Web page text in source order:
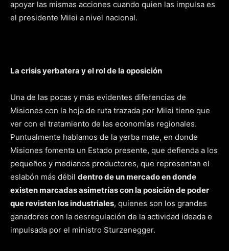
apoyar las mismas acciones cuando quien las impulsa es
el presidente Milei a nivel nacional.
La crisis yerbatera y el rol de la oposición
Una de las pocas y más evidentes diferencias de
Misiones con la hoja de ruta trazada por Milei tiene que
ver con el tratamiento de las economías regionales.
Puntualmente hablamos de la yerba mate, en donde
Misiones fomenta un Estado presente, que defienda a los
pequeños y medianos productores, que representan el
eslabón más débil dentro de un mercado en donde
existen marcadas asimetrías con la posición de poder
que revisten los industriales, quienes son los grandes
ganadores con la desregulación de la actividad ideada e
impulsada por el ministro Sturzenegger.